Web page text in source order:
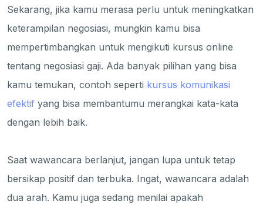
Sekarang, jika kamu merasa perlu untuk meningkatkan
keterampilan negosiasi, mungkin kamu bisa
mempertimbangkan untuk mengikuti kursus online
tentang negosiasi gaji. Ada banyak pilihan yang bisa
kamu temukan, contoh seperti kursus komunikasi
efektif yang bisa membantumu merangkai kata-kata
dengan lebih baik.
Saat wawancara berlanjut, jangan lupa untuk tetap
bersikap positif dan terbuka. Ingat, wawancara adalah
dua arah. Kamu juga sedang menilai apakah